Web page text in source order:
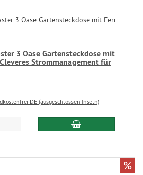
3 Oase Gartensteckdose mit
Strommanagement für
DE (ausgeschlossen Inseln)
%